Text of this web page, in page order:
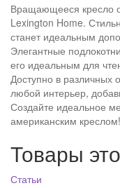
Вращающееся кресло
Lexington Home.
станет идеальным
Элегантные
его идеальным для
Доступно в различных
любой интерьер,
Создайте идеальное
американским креслом!
Товары
Статьи